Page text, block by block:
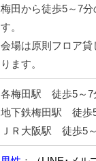
梅田から徒歩5～7分
す。
会場は原則フロア貸
ります。
各梅田駅 徒歩5～7
地下鉄梅田駅 徒歩
ＪＲ大阪駅 徒歩5